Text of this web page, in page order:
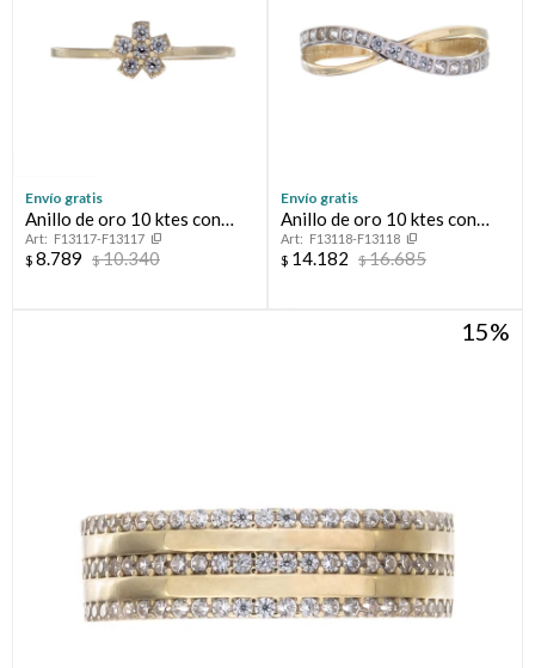
Envío gratis
Anillo de oro 10 ktes con
circonias, FLOT
F13117-F13117
$ 8.789 $10.340
Envío gratis
Anillo de oro 10 ktes con
circonias.
F13118-F13118
$ 14.182 $16.685
15